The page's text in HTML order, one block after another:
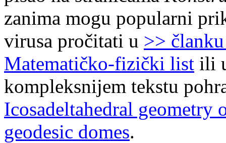
zanima mogu popularni
virusa pročitati u >>
Matematičko-fizički list ili
kompleksnijem tekstu
Icosadeltahedral geometry
geodesic domes.